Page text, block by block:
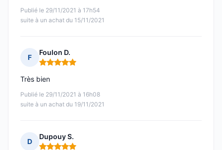
Publié le 29/11/2021 à 17h54
suite à un achat du 15/11/2021
F
Foulon D.
Note : 5 sur 5
Publié le 29/11/2021 à 16h08
suite à un achat du 19/11/2021
Très bien
D
Dupouy S.